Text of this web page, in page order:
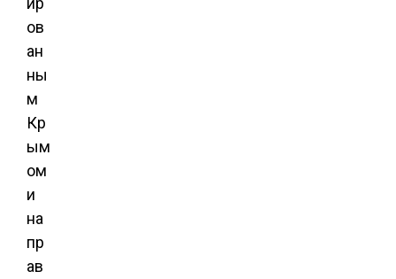
ов
ан
ны
м
Кр
ым
ом
и
на
пр
ав